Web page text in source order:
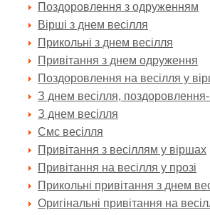
Поздоровлення з одруженням
Вірші з днем весілля
Прикольні з днем весілля
Привітання з днем одруження
Поздоровлення на весілля у
З днем весілля, поздоровлення-
З днем весілля
Смс весілля
Привітання з весіллям у віршах
Привітання на весілля у прозі
Прикольні привітання з днем
Оригінальні привітання на